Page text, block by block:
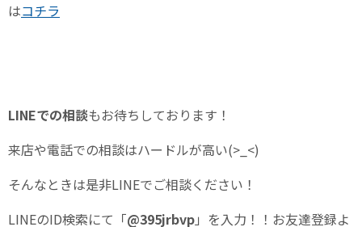
はコチラ
LINEでの相談もお待ちしております！
来店や電話での相談はハードルが高い(>_<)
そんなときは是非LINEでご相談ください！
LINEのID検索にて「@395jrbvp」を入力！！お友達登録よ